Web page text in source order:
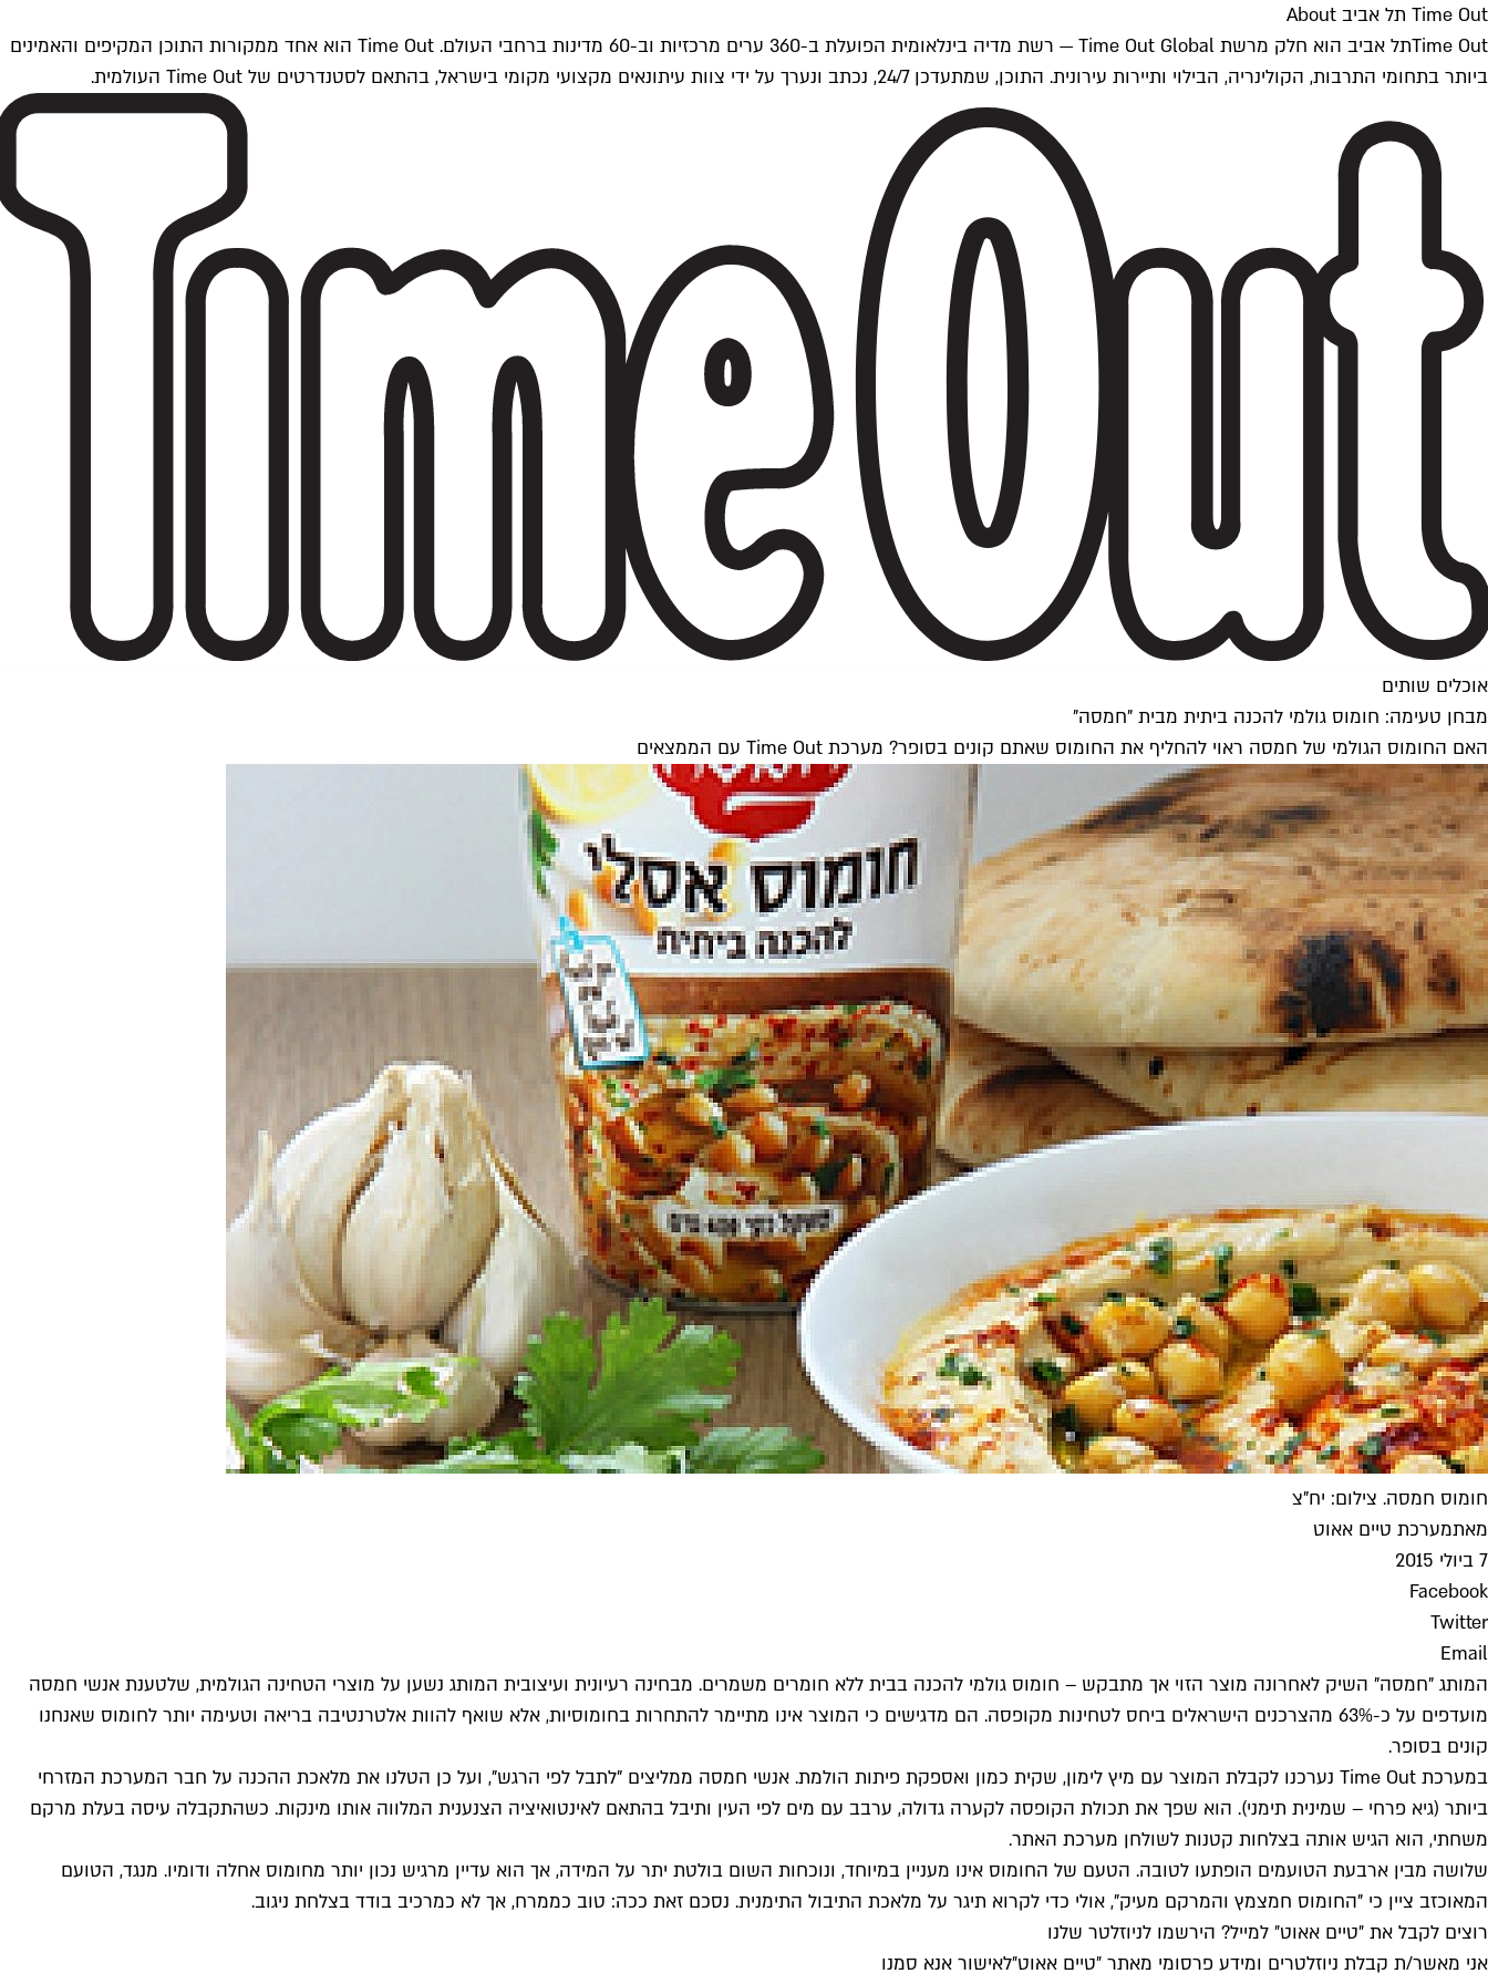
Time Out תל אביב About
Time Outתל אביב הוא חלק מרשת Time Out Global — רשת מדיה בינלאומית הפועלת ב-360 ערים מרכזיות וב-60 מדינות ברחבי העולם. Time Out הוא אחד ממקורות התוכן המקיפים והאמינים
ביותר בתחומי התרבות, הקולינריה, הבילוי ותיירות עירונית. התוכן, שמתעדכן 24/7, נכתב ונערך על ידי צוות עיתונאים מקצועי מקומי בישראל, בהתאם לסטנדרטים של Time Out העולמית.
אוכלים שותים
מבחן טעימה: חומוס גולמי להכנה ביתית מבית "חמסה"
האם החומוס הגולמי של חמסה ראוי להחליף את החומוס שאתם קונים בסופר? מערכת Time Out עם הממצאים
חומוס חמסה. צילום: יח"צ
מאתמערכת טיים אאוט
7 ביולי 2015
Facebook
Twitter
Email
המותג "חמסה" השיק לאחרונה מוצר הזוי אך מתבקש – חומוס גולמי להכנה בבית ללא חומרים משמרים. מבחינה רעיונית ועיצובית המותג נשען על מוצרי הטחינה הגולמית, שלטענת אנשי חמסה
מועדפים על כ-63% מהצרכנים הישראלים ביחס לטחינות מקופסה. הם מדגישים כי המוצר אינו מתיימר להתחרות בחומוסיות, אלא שואף להוות אלטרנטיבה בריאה וטעימה יותר לחומוס שאנחנו
קונים בסופר.
במערכת Time Out נערכנו לקבלת המוצר עם מיץ לימון, שקית כמון ואספקת פיתות הולמת. אנשי חמסה ממליצים "לתבל לפי הרגש", ועל כן הטלנו את מלאכת ההכנה על חבר המערכת המזרחי
ביותר (גיא פרחי – שמינית תימני). הוא שפך את תכולת הקופסה לקערה גדולה, ערבב עם מים לפי העין ותיבל בהתאם לאינטואיציה הצנענית המלווה אותו מינקות. כשהתקבלה עיסה בעלת מרקם
משחתי, הוא הגיש אותה בצלחות קטנות לשולחן מערכת האתר.
שלושה מבין ארבעת הטועמים הופתעו לטובה. הטעם של החומוס אינו מעניין במיוחד, ונוכחות השום בולטת יתר על המידה, אך הוא עדיין מרגיש נכון יותר מחומוס אחלה ודומיו. מנגד, הטועם
המאוכזב ציין כי "החומוס חמצמץ והמרקם מעיק", אולי כדי לקרוא תיגר על מלאכת התיבול התימנית. נסכם זאת ככה: טוב כממרח, אך לא כמרכיב בודד בצלחת ניגוב.
רוצים לקבל את ״טיים אאוט״ למייל? הירשמו לניוזלטר שלנו
אני מאשר/ת קבלת ניוזלטרים ומידע פרסומי מאתר ״טיים אאוט״לאישור אנא סמנו